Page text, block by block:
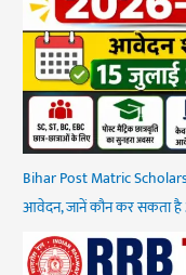
Bihar Post Matric
आवेदन, जानें कौन कर सकता